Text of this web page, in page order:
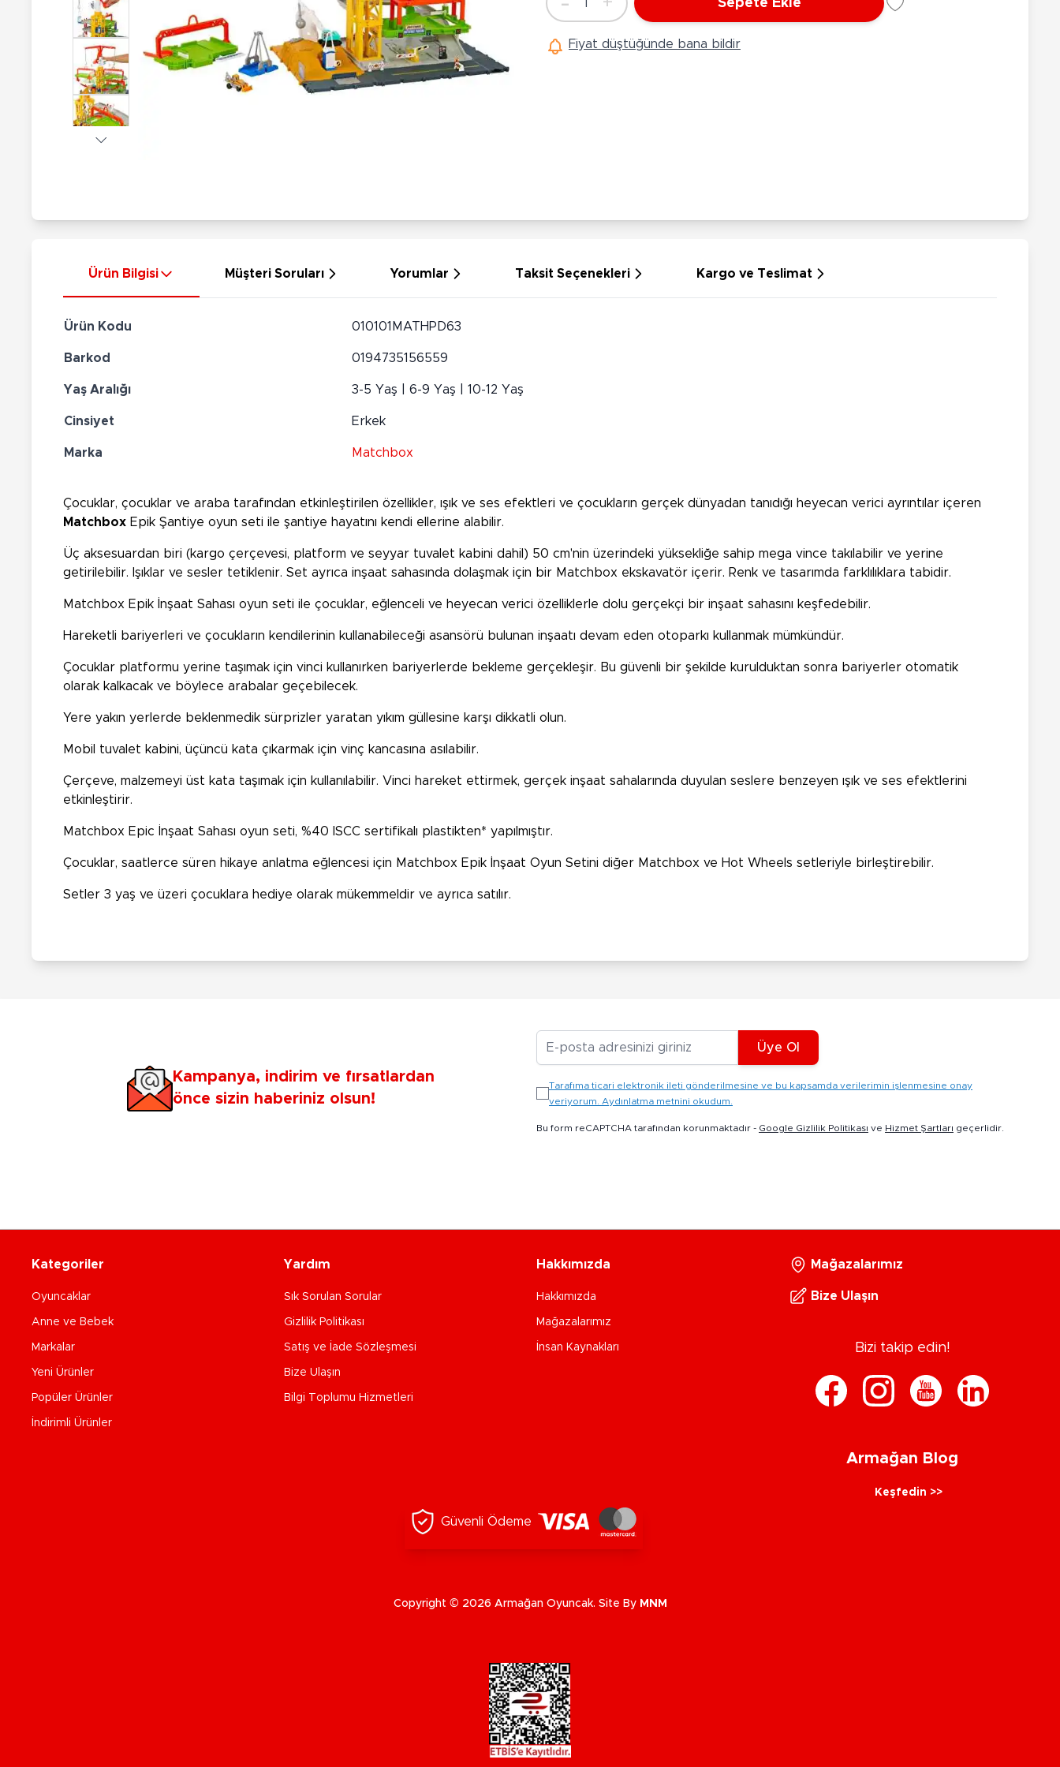
Hayvan Figürler
Çeşitli Figürler
Koleksiyon Figürler
Elektronik Ürünler
Nerf
Silahlar
Silah Setleri
Kılıç Setleri
Hobi Oyuncakları
Maketler
Sihirbazlık Setleri
Bebek Araç Gereçleri
Ürünleri
Akülü Araçlar
Bin Git Araçlar
Çeşitli Peluşlar
Adet
1 Sepete Ekle
Fiyat düştüğünde bana bildir
Ürün Bilgisi Müşteri Soruları Yorumlar Taksit Seçenekleri Kargo ve Teslimat
Ürün Kodu 010101MATHPD63
Barkod 0194735156559
Yaş Aralığı 3-5 Yaş | 6-9 Yaş | 10-12 Yaş
Cinsiyet Erkek
Marka Matchbox
Çocuklar, çocuklar ve araba tarafından etkinleştirilen özellikler, ışık ve ses efektleri ve çocukların gerçek dünyadan tanıdığı heyecan verici ayrıntılar içeren
Matchbox Epik Şantiye oyun seti ile şantiye hayatını kendi ellerine alabilir.
Üç aksesuardan biri (kargo çerçevesi, platform ve seyyar tuvalet kabini dahil) 50 cm'nin üzerindeki yüksekliğe sahip mega vince takılabilir ve yerine
getirilebilir. Işıklar ve sesler tetiklenir. Set ayrıca inşaat sahasında dolaşmak için bir Matchbox ekskavatör içerir. Renk ve tasarımda farklılıklara tabidir.
Matchbox Epik İnşaat Sahası oyun seti ile çocuklar, eğlenceli ve heyecan verici özelliklerle dolu gerçekçi bir inşaat sahasını keşfedebilir.
Hareketli bariyerleri ve çocukların kendilerinin kullanabileceği asansörü bulunan inşaatı devam eden otoparkı kullanmak mümkündür.
Çocuklar platformu yerine taşımak için vinci kullanırken bariyerlerde bekleme gerçekleşir. Bu güvenli bir şekilde kurulduktan sonra bariyerler otomatik
olarak kalkacak ve böylece arabalar geçebilecek.
Yere yakın yerlerde beklenmedik sürprizler yaratan yıkım güllesine karşı dikkatli olun.
Mobil tuvalet kabini, üçüncü kata çıkarmak için vinç kancasına asılabilir.
Çerçeve, malzemeyi üst kata taşımak için kullanılabilir. Vinci hareket ettirmek, gerçek inşaat sahalarında duyulan seslere benzeyen ışık ve ses efektlerini
etkinleştirir.
Matchbox Epic İnşaat Sahası oyun seti, %40 ISCC sertifikalı plastikten* yapılmıştır.
Çocuklar, saatlerce süren hikaye anlatma eğlencesi için Matchbox Epik İnşaat Oyun Setini diğer Matchbox ve Hot Wheels setleriyle birleştirebilir.
Setler 3 yaş ve üzeri çocuklara hediye olarak mükemmeldir ve ayrıca satılır.
Kampanya, indirim ve fırsatlardan
önce sizin haberiniz olsun!
Üye Ol
Tarafıma ticari elektronik ileti gönderilmesine ve bu kapsamda verilerimin işlenmesine onay
veriyorum. Aydınlatma metnini okudum.
Bu form reCAPTCHA tarafından korunmaktadır - Google Gizlilik Politikası ve Hizmet Şartları geçerlidir.
Kategoriler
Oyuncaklar
Anne ve Bebek
Markalar
Yeni Ürünler
Popüler Ürünler
İndirimli Ürünler
Yardım
Sık Sorulan Sorular
Gizlilik Politikası
Satış ve İade Sözleşmesi
Bize Ulaşın
Bilgi Toplumu Hizmetleri
Hakkımızda
Hakkımızda
Mağazalarımız
İnsan Kaynakları
Mağazalarımız
Bize Ulaşın
Bizi takip edin!
Armağan Blog
Keşfedin >>
Güvenli Ödeme
Copyright © 2026 Armağan Oyuncak. Site By MNM